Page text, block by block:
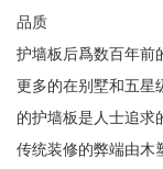
品质
护墙板后爲数百年前
更多的在别墅和五星
的护墙板是人士追求
传统装修的弊端由木